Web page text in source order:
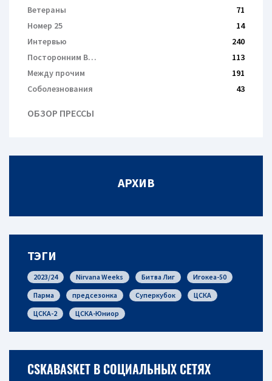
Ветераны
71
Номер 25
14
Интервью
240
Посторонним В…
113
Между прочим
191
Соболезнования
43
ОБЗОР ПРЕССЫ
АРХИВ
ТЭГИ
2023/24 Nirvana Weeks Битва Лиг
Игокеа-50
Парма
предсезонка Суперкубок
ЦСКА
ЦСКА-2
ЦСКА-Юниор
CSKABASKET В СОЦИАЛЬНЫХ СЕТЯХ